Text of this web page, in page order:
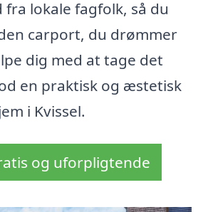
lokale fagfolk, så du
carport, du drømmer
dig med at tage det
en praktisk og æstetisk
i Kvissel.
og uforpligtende